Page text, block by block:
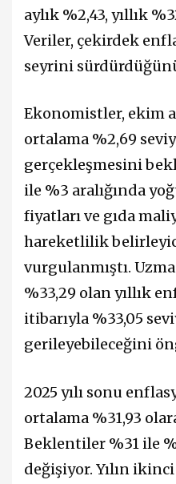
aylık %2,43, yıllık
Veriler, çekirdek
seyrini
Ekonomistler, ekim
ortalama %2,69
gerçekleşmesini
ile %3 aralığında
fiyatları ve gıda
hareketlilik
vurgulanmıştı.
%33,29 olan yıllık
itibarıyla %33,05
gerileyebileceğini
2025 yılı sonu
ortalama %31,93
Beklentiler %31 ile
değişiyor. Yılın